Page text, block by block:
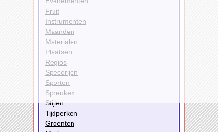
Fruit
Instrumenten
Maanden
Materialen
Plaatsen
Regios
Specerijen
Sporten
Spreuken
Stijlen
Tijdperken
Groenten